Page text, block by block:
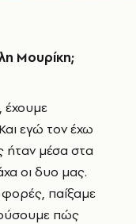
Μουρίκη;
έχουμε
εγώ τον έχω
ήταν μέσα στα
οι δυο μας.
παίξαμε
πώς